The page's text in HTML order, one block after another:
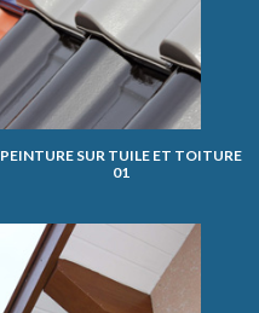
PEINTURE SUR TUILE ET TOITURE
01